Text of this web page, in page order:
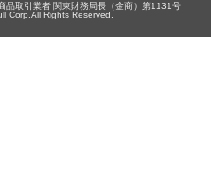
品取引業者 関東財務局長（金商）第1131号
Corp.All Rights Reserved.